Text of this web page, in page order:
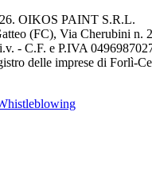
OIKOS PAINT S.R.L.
(FC), Via Cherubini n.
- C.F. e P.IVA
delle imprese di Forlì-